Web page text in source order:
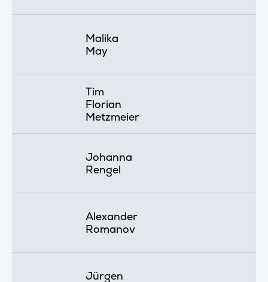
Malika
May
Tim
Florian
Metzmeier
Johanna
Rengel
Alexander
Romanov
Jürgen